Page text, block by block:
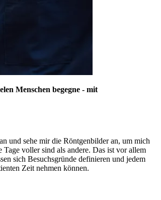
Menschen begegne - mit
und sehe mir die Röntgenbilder an, um mich
voller sind als andere. Das ist vor allem
sich Besuchsgründe definieren und jedem
Zeit nehmen können.